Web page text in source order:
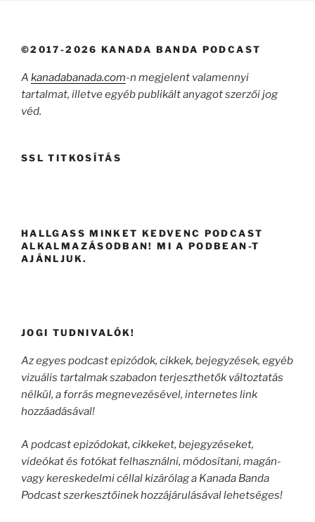
©2017-2026 KANADA BANDA PODCAST
A kanadabanada.com-n megjelent valamennyi
tartalmat, illetve egyéb publikált anyagot szerzői jog
véd.
SSL TITKOSÍTÁS
HALLGASS MINKET KEDVENC PODCAST
ALKALMAZÁSODBAN! MI A PODBEAN-T
AJÁNLJUK.
JOGI TUDNIVALÓK!
Az egyes podcast epizódok, cikkek, bejegyzések, egyéb
vizuális tartalmak szabadon terjeszthetők változtatás
nélkül, a forrás megnevezésével, internetes link
hozzáadásával!
A podcast epizódokat, cikkeket, bejegyzéseket,
videókat és fotókat felhasználni, módosítani, magán-
vagy kereskedelmi céllal kizárólag a Kanada Banda
Podcast szerkesztőinek hozzájárulásával lehetséges!